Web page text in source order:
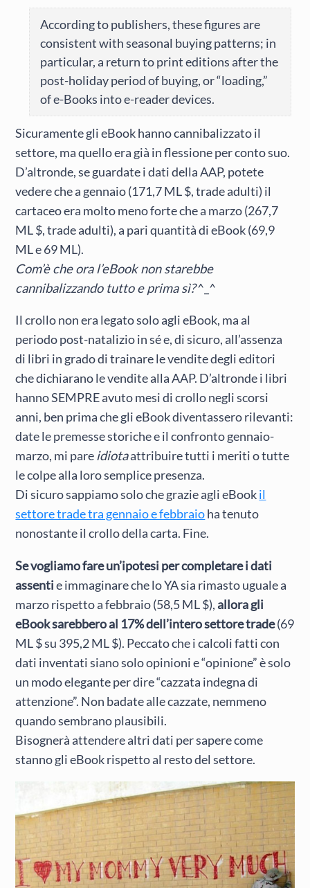
According to publishers, these figures are
consistent with seasonal buying patterns; in
particular, a return to print editions after the
post-holiday period of buying, or “loading,”
of e-Books into e-reader devices.
Sicuramente gli eBook hanno cannibalizzato il
settore, ma quello era già in flessione per conto suo.
D’altronde, se guardate i dati della AAP, potete
vedere che a gennaio (171,7 ML $, trade adulti) il
cartaceo era molto meno forte che a marzo (267,7
ML $, trade adulti), a pari quantità di eBook (69,9
ML e 69 ML).
Com’è che ora l’eBook non starebbe
cannibalizzando tutto e prima sì?^_^
Il crollo non era legato solo agli eBook, ma al
periodo post-natalizio in sé e, di sicuro, all’assenza
di libri in grado di trainare le vendite degli editori
che dichiarano le vendite alla AAP. D’altronde i libri
hanno SEMPRE avuto mesi di crollo negli scorsi
anni, ben prima che gli eBook diventassero rilevanti:
date le premesse storiche e il confronto gennaio-
marzo, mi pare idiotaattribuire tutti i meriti o tutte
le colpe alla loro semplice presenza.
Di sicuro sappiamo solo che grazie agli eBookil
settore trade tra gennaio e febbraioha tenuto
nonostante il crollo della carta. Fine.
Se vogliamo fare un’ipotesi per completare i dati
assentie immaginare che lo YA sia rimasto uguale a
marzo rispetto a febbraio (58,5 ML $),allora gli
eBook sarebbero al 17% dell’intero settore trade(69
ML $ su 395,2 ML $). Peccato che i calcoli fatti con
dati inventati siano solo opinioni e “opinione” è solo
un modo elegante per dire “cazzata indegna di
attenzione”. Non badate alle cazzate, nemmeno
quando sembrano plausibili.
Bisognerà attendere altri dati per sapere come
stanno gli eBook rispetto al resto del settore.